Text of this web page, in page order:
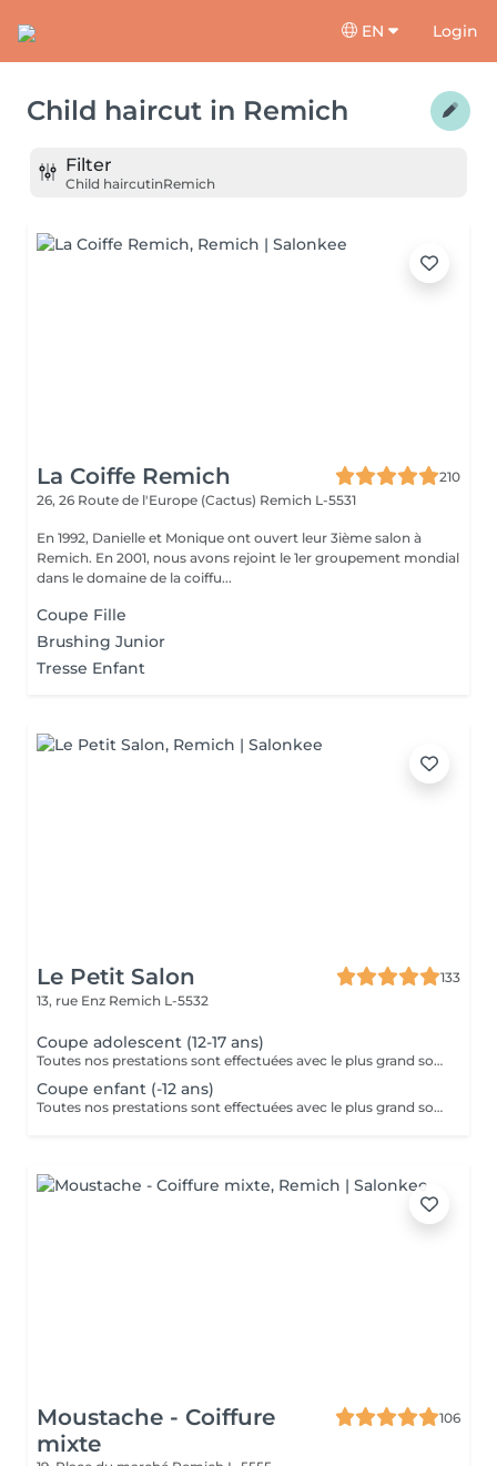
EN Login
Child haircut in Remich
Filter
Child haircutinRemich
La Coiffe Remich
210
26, 26 Route de l'Europe (Cactus) Remich L-5531
En 1992, Danielle et Monique ont ouvert leur 3ième salon à
Remich. En 2001, nous avons rejoint le 1er groupement mondial
dans le domaine de la coiffu...
Coupe Fille
Brushing Junior
Tresse Enfant
Le Petit Salon
133
13, rue Enz Remich L-5532
Coupe adolescent (12-17 ans)
Toutes nos prestations sont effectuées avec le plus grand soin, accompagnées de serviettes chaudes et froides et des produits d'exception.
Coupe enfant (-12 ans)
Toutes nos prestations sont effectuées avec le plus grand soin, accompagnées de serviettes chaudes et froides et des produits d'exception.
Moustache - Coiffure
mixte
106